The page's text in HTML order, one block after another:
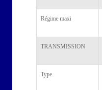
Régime maxi
TRANSMISSION
Type